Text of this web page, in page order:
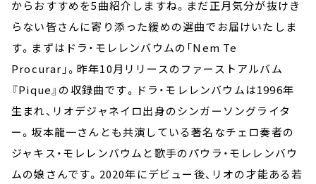
からおすすめを5曲紹介しますね。まだ正月気分が抜けき
らない皆さんに寄り添った緩めの選曲でお届けいたしま
す。まずはドラ・モレレンバウムの「Nem Te
Procurar」。昨年10月リリースのファーストアルバム
『Pique』の収録曲です。ドラ・モレレンバウムは1996年
生まれ、リオデジャネイロ出身のシンガーソングライタ
ー。坂本龍一さんとも共演している著名なチェロ奏者の
ジャキス・モレレンバウムと歌手のパウラ・モレレンバウ
ムの娘さんです。2020年にデビュー後、リオの才能ある若